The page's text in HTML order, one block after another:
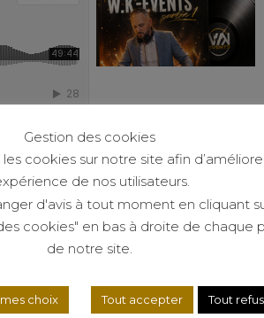
Gestion des cookies
les cookies sur notre site afin
de nos utilisateurs.
d'avis à tout moment en cliquant
cookies" en bas à droite de chaque
de notre site.
choix Tout accepter Tout